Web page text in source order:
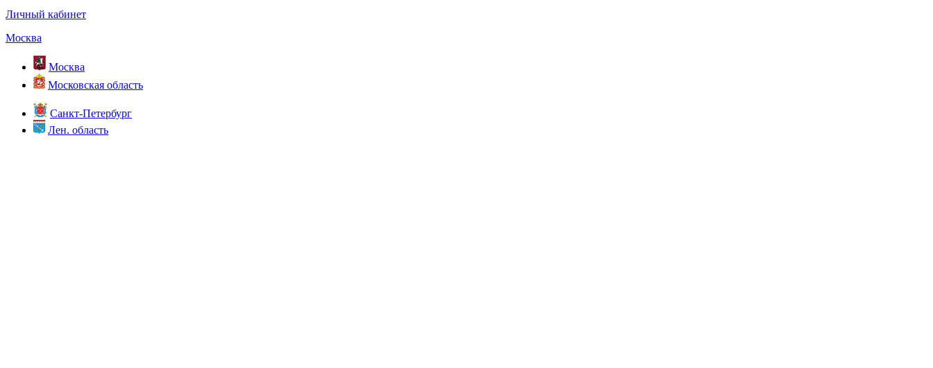
Личный кабинет
Москва
Москва
Московская область
Санкт-Петербург
Лен. область